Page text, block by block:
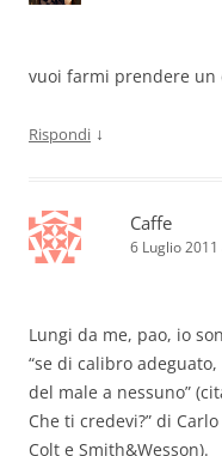
vuoi farmi prendere un
Rispondi ↓
Caffe
6 Luglio
Lungi da me, pao, io
“se di calibro
del male a nessuno”
Che ti credevi?” di
Colt e Smith&Wesson).